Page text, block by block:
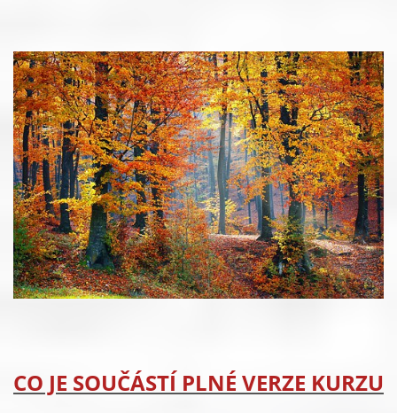
CO JE SOUČÁSTÍ PLNÉ VERZE KURZU